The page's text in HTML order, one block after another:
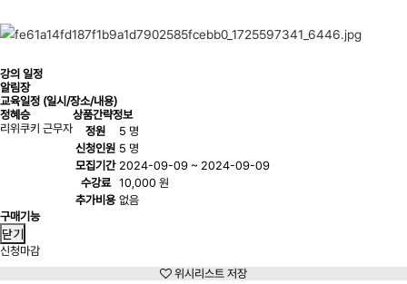
강의 일정
알림장
교육일정 (일시/장소/내용)
정혜승
리위쿠키 근무자
상품간략정보
정원
5 명
신청인원 5 명
모집기간 2024-09-09 ~ 2024-09-09
수강료
10,000 원
추가비용 없음
구매기능
닫기
신청마감
위시리스트 저장